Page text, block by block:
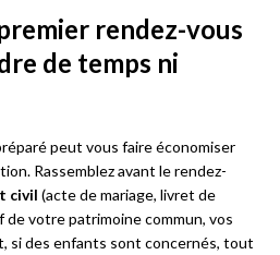
rendez-vous
de temps ni
peut vous faire économiser
Rassemblez avant le rendez-
civil (acte de mariage, livret de
votre patrimoine commun, vos
si des enfants sont concernés, tout